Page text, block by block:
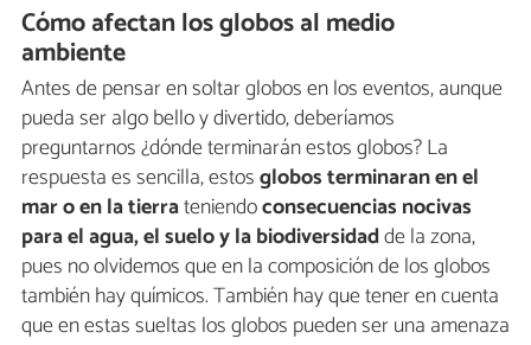
Cómo afectan los globos al medio
ambiente
Antes de pensar en soltar globos en los eventos, aunque
pueda ser algo bello y divertido, deberíamos
preguntarnos ¿dónde terminarán estos globos? La
respuesta es sencilla, estosglobos terminaran en el
mar o en la tierrateniendoconsecuencias nocivas
para el agua, el suelo y la biodiversidadde la zona,
pues no olvidemos que en la composición de los globos
también hay químicos. También hay que tener en cuenta
que en estas sueltas los globos pueden ser una amenaza